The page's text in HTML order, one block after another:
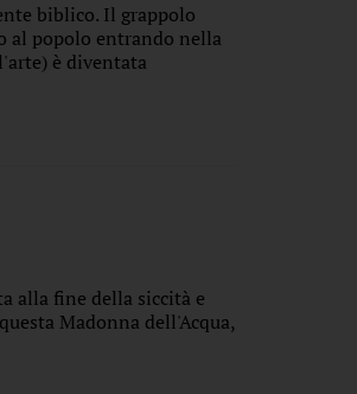
biblico. Il grappolo
al popolo entrando nella
è diventata
alla fine della siccità e
Madonna dell'Acqua,